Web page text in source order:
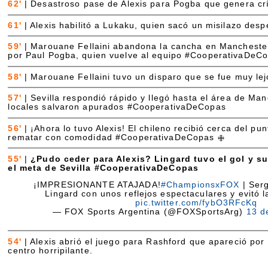
62' Desastroso pase de Alexis para Pogba que genera
61' |Alexis habilitó a Lukaku, quien sacó un misilazo
59'
Marouane Fellaini abandona la cancha en
por Paul Pogba, quien vuelve al equipo
58' Marouane Fellaini tuvo un disparo que se fue muy
57' |Sevilla respondió rápido y llegó hasta el área de
locales salvaron apurados #CooperativaDeCopas
56'
¡Ahora lo tuvo Alexis! El chileno recibió cerca del
rematar con comodidad #CooperativaDeCopas
55' | ¿Pudo ceder para Alexis? Lingard tuvo el gol y
el meta de Sevilla #CooperativaDeCopas
¡IMPRESIONANTE ATAJADA!#ChampionsxFOX |
Lingard con unos reflejos espectaculares y evitó
pic.twitter.com/fybO3RFcKq
— FOX Sports Argentina (@FOXSportsArg) 13
54' |Alexis abrió el juego para Rashford que apareció
centro horripilante.